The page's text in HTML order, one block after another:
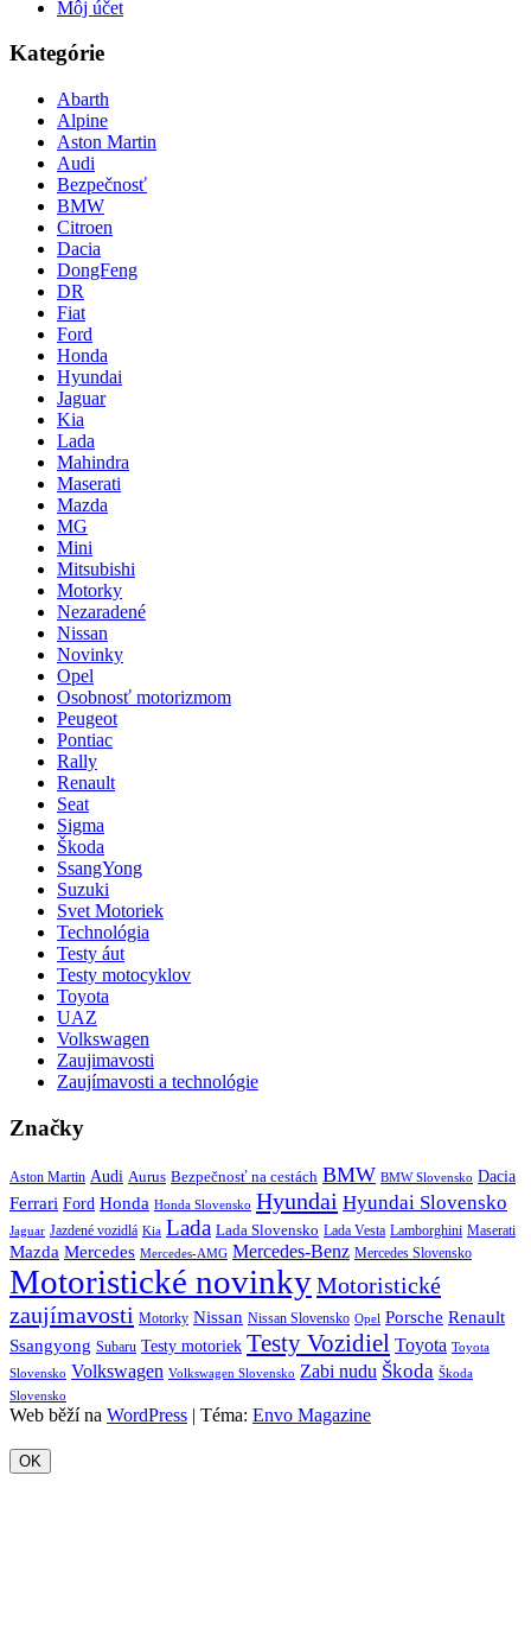
Môj účet
Kategórie
Abarth
Alpine
Aston Martin
Audi
Bezpečnosť
BMW
Citroen
Dacia
DongFeng
DR
Fiat
Ford
Honda
Hyundai
Jaguar
Kia
Lada
Mahindra
Maserati
Mazda
MG
Mini
Mitsubishi
Motorky
Nezaradené
Nissan
Novinky
Opel
Osobnosť motorizmom
Peugeot
Pontiac
Rally
Renault
Seat
Sigma
Škoda
SsangYong
Suzuki
Svet Motoriek
Technológia
Testy áut
Testy motocyklov
Toyota
UAZ
Volkswagen
Zaujimavosti
Zaujímavosti a technológie
Značky
Aston Martin Audi Aurus Bezpečnosť na cestách BMW BMW Slovensko Dacia
Ferrari Ford Honda Honda Slovensko Hyundai Hyundai Slovensko
Jaguar Jazdené vozidlá Kia Lada Lada Slovensko Lada Vesta Lamborghini Maserati
Mazda Mercedes Mercedes-AMG Mercedes-Benz Mercedes Slovensko
Motoristické novinkyMotoristické
zaujímavosti Motorky Nissan Nissan Slovensko Opel Porsche Renault
Ssangyong Subaru Testy motoriek Testy Vozidiel Toyota Toyota
Slovensko Volkswagen Volkswagen Slovensko Zabi nudu Škoda Škoda
Slovensko
Web běží na WordPress | Téma: Envo Magazine
OK